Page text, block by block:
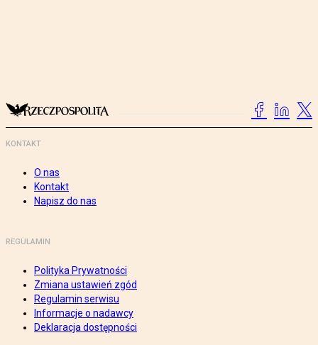
KONTAKT
O nas
Kontakt
Napisz do nas
REGULAMIN
Polityka Prywatności
Zmiana ustawień zgód
Regulamin serwisu
Informacje o nadawcy
Deklaracja dostępności